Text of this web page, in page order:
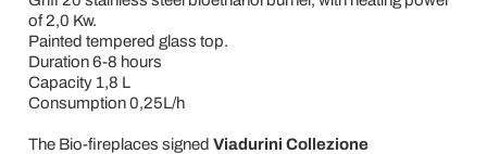
of 2,0 Kw.
Painted tempered glass top.
Duration 6-8 hours
Capacity 1,8 L
Consumption 0,25L/h
The Bio-fireplaces signed Viadurini Collezione